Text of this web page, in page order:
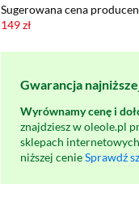
Sugerowana cena
149 zł
Gwarancja
Wyrównamy cenę i
znajdziesz w oleole.pl
sklepach
niższej cenieSprawdź